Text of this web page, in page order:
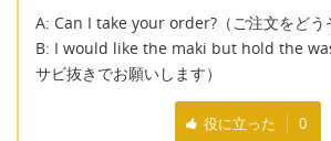
A: Can I take your order?（ご注文をどう
B: I would like the maki but hold the
サビ抜きでお願いします）
役に立った 0